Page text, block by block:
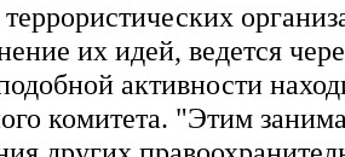
их идей, ведется
активности
комитета. "Этим